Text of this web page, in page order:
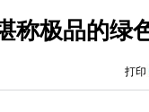
称极品的绿
打印